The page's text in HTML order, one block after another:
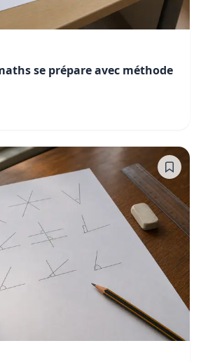
se prépare avec méthode